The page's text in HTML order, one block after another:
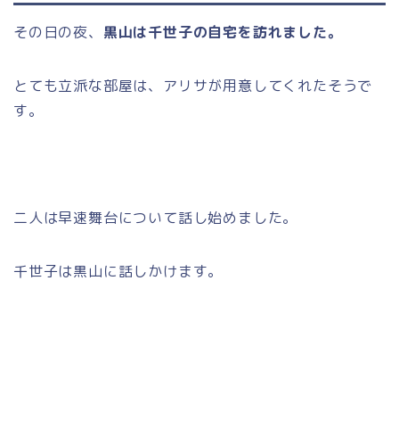
その日の夜、 黒山は千世子の自宅を訪れました。
とても立派な部屋は、アリサが用意してくれたそうで
す。
二人は早速舞台について話し始めました。
千世子は黒山に話しかけます。